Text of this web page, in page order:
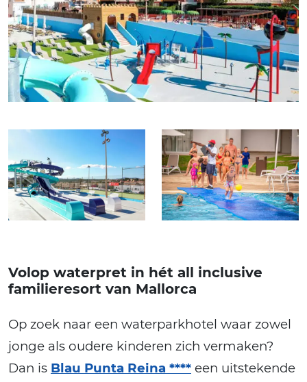
Volop waterpret in hét all inclusive
familieresort van Mallorca
Op zoek naar een waterparkhotel waar zowel
jonge als oudere kinderen zich vermaken?
Dan is Blau Punta Reina **** een uitstekende